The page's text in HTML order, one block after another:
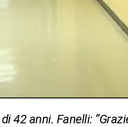
42 anni. Fanelli: